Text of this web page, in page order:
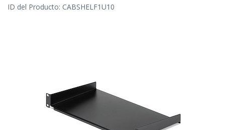
ID del Producto: CABSHELF1U10